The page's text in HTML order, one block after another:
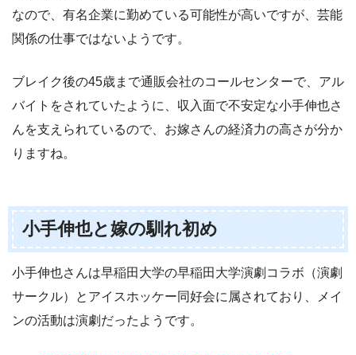
なので、有名企業に勤めている可能性が高いですが、芸能
関係の仕事ではないようです。
ブレイク後の45歳まで通販会社のコールセンターで、アル
バイトをされていたように、収入面で不安定な小手伸也さ
んを支えられているので、お嫁さんの経済力の高さが分か
りますね。
小手伸也と嫁の馴れ初め
小手伸也さんは早稲田大学の早稲田大学演劇コラボ（演劇
サークル）とアイスホッケー同好会に属されており、メイ
ンの活動は演劇だったようです。